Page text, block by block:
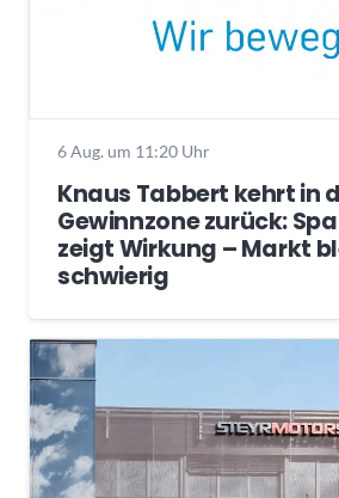
6 Aug. um 11:20 Uhr
Knaus Tabbert kehrt in
Gewinnzone zurück:
zeigt Wirkung – Markt
schwierig